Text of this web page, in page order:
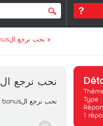
نحب نرجع الoffre 1000% bonus و نلغي الoffre do كيفاه نعمل »
نحب نرجع الoffre 1000% bonus و نلغي الoffre do كيفاه نعمل
نحب نرجع الoffre 1000% bonus كفاه انجم نعمل
Type :
1